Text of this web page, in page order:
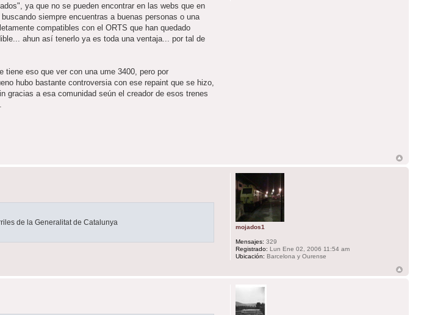
ya que no se pueden encontrar en las webs que en
siempre encuentras a buenas personas o una
compatibles con el ORTS que han quedado
ahun así tenerlo ya es toda una ventaja... por tal de
eso que ver con una ume 3400, pero por
hubo bastante controversia con ese repaint que se hizo,
gracias a esa comunidad seún el creador de esos trenes
de la Generalitat de Catalunya
mojados1
Mensajes: 329
Registrado: Lun Ene 02, 2006 11:54 am
Ubicación: Barcelona y Ourense